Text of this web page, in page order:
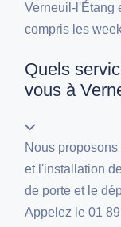
Verneuil-l'Étang
compris les
Quels
vous à
Nous
et l'installation
de porte et le
Appelez le 01